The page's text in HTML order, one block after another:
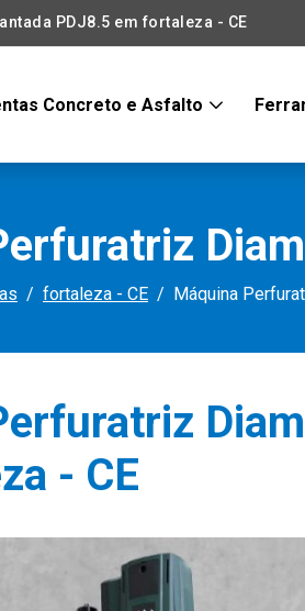
PDJ8.5 em fortaleza - CE
Concreto e Asfalto
fortaleza - CE Máquina
- CE